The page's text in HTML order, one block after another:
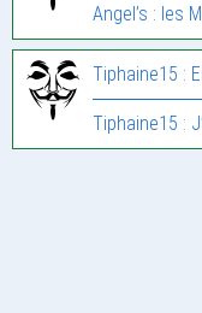
Angel’s : les
Tiphaine15 :
Tiphaine15 :